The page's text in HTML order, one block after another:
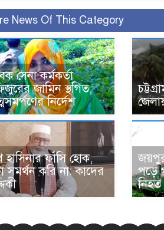
News Of This Category
সেনা কর্মকর্তা
জামিন স্থগিত,
নির্দেশ
হাসিনার ফাঁসি হোক,
সমর্থন করি না: কাদের
পড়ে
নিহত